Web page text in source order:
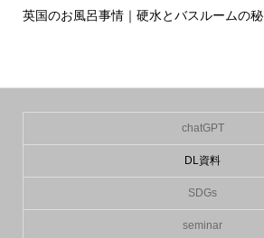
英国のお風呂事情｜硬水とバスルームの
chatGPT
DL資料
SDGs
seminar